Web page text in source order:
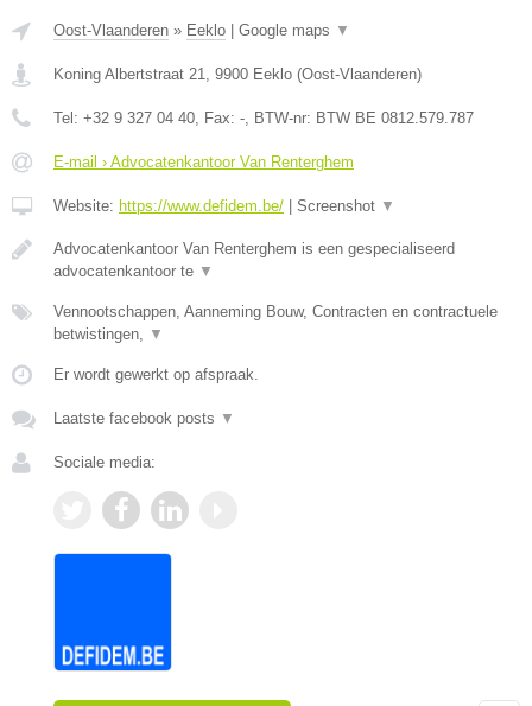
Oost-Vlaanderen » Eeklo Google maps ▼
Koning Albertstraat 21, 9900 Eeklo (Oost-Vlaanderen)
Tel: +32 9 327 04 40, Fax: -, BTW-nr: BTW BE 0812.579.787
E-mail › Advocatenkantoor Van Renterghem
Website: https://www.defidem.be/ Screenshot ▼
Advocatenkantoor Van Renterghem is een gespecialiseerd
advocatenkantoor te ▼
Vennootschappen, Aanneming Bouw, Contracten en contractuele
betwistingen, ▼
Er wordt gewerkt op afspraak.
Laatste facebook posts ▼
Sociale media: